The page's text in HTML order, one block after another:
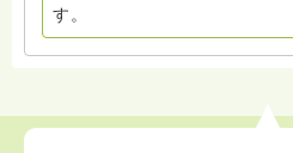
す。